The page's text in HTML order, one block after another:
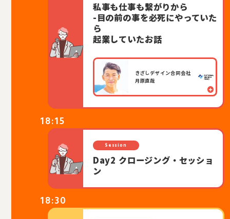
私事も仕事も繋がりから
-目の前の事を必死にやっていた
ら
起業していたお話
きざしデザイン合同会社
月原直哉
18:15
Session
Day2 クロージング・セッショ
ン
18:30